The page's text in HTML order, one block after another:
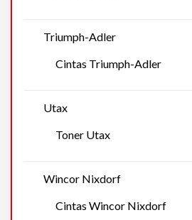
Triumph-Adler
Cintas Triumph-Adler
Utax
Toner Utax
Wincor Nixdorf
Cintas Wincor Nixdorf